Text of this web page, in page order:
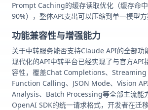
Prompt Caching的缓存读取优化（缓存命
90%），整体API支出可以压缩到单一模型方
功能兼容性与增强能力
关于中转服务能否支持Claude API的全部功
现代化的API中转平台已经实现了与官方API
容性，覆盖Chat Completions、Streaming
Function Calling、JSON Mode、Vision
Analysis、Batch Processing等全部主流能
OpenAI SDK的统一请求格式，开发者在迁